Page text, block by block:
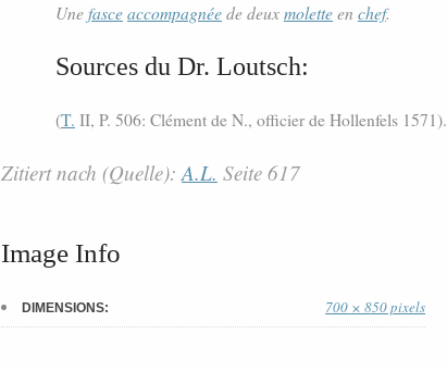
Unefasceaccompagnéede deuxmoletteen chef.
Sources du Dr. Loutsch:
(T. II, P. 506: Clément de N., officier de Hollenfels 1571).
Zitiert nach (Quelle):A.L. Seite 617
Image Info
DIMENSIONS: 700 × 850 pixels